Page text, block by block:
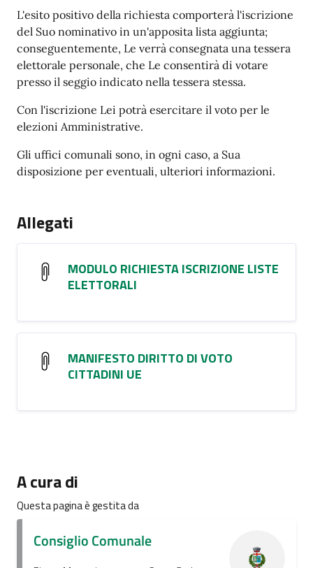
L'esito positivo della richiesta comporterà l'iscrizione
del Suo nominativo in un'apposita lista aggiunta;
conseguentemente, Le verrà consegnata una tessera
elettorale personale, che Le consentirà di votare
presso il seggio indicato nella tessera stessa.
Con l'iscrizione Lei potrà esercitare il voto per le
elezioni Amministrative.
Gli uffici comunali sono, in ogni caso, a Sua
disposizione per eventuali, ulteriori informazioni.
Allegati
MODULO RICHIESTA ISCRIZIONE LISTE
ELETTORALI
MANIFESTO DIRITTO DI VOTO
CITTADINI UE
A cura di
Questa pagina è gestita da
Consiglio Comunale